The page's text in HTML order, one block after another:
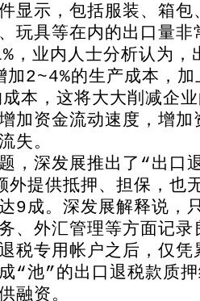
示，包括服装、箱包
玩具等在内的出口量
，业内人士分析认为，
加2~4%的生产成本，
本，这将大大削减企
加资金流动速度，增
失。
深发展推出了“出口
外提供抵押、担保，也
9成。深发展解释说，
、外汇管理等方面记录
税专用帐户之后，仅凭
“池”的出口退税款质
融资。